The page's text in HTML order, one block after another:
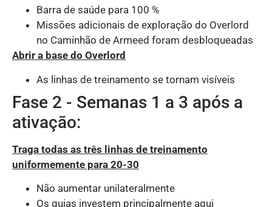
Barra de saúde para 100 %
Missões adicionais de exploração do Overlord
no Caminhão de Armeed foram desbloqueadas
Abrir a base do Overlord
As linhas de treinamento se tornam visíveis
Fase 2 - Semanas 1 a 3 após a
ativação:
Traga todas as três linhas de treinamento
uniformemente para 20-30
Não aumentar unilateralmente
Os guias investem principalmente aqui